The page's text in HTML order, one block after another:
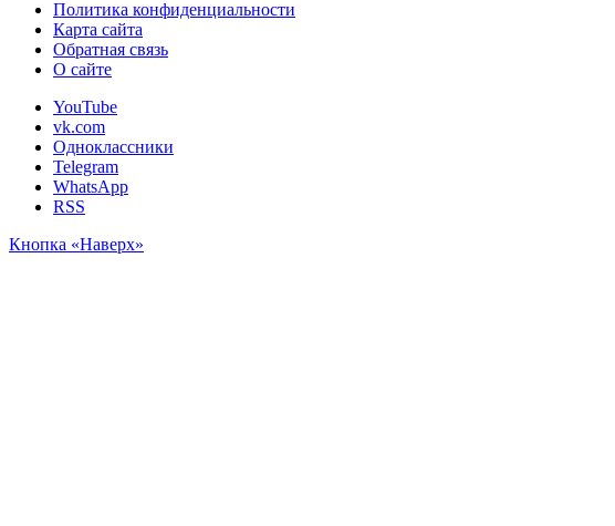
Политика конфиденциальности
Карта сайта
Обратная связь
О сайте
YouTube
vk.com
Одноклассники
Telegram
WhatsApp
RSS
Кнопка «Наверх»